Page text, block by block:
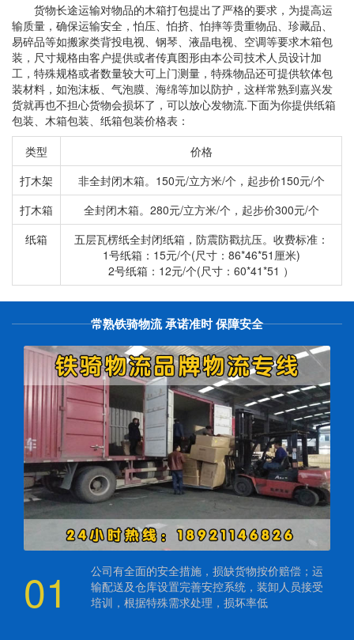
货物长途运输对物品的木箱打包提出了严格的要求，为提高运
输质量，确保运输安全，怕压、怕挤、怕摔等贵重物品、珍藏品、
易碎品等如搬家类背投电视、钢琴、液晶电视、空调等要求木箱包
装，尺寸规格由客户提供或者传真图形由本公司技术人员设计加
工，特殊规格或者数量较大可上门测量，特殊物品还可提供软体包
装材料，如泡沫板、气泡膜、海绵等加以防护，这样常熟到嘉兴发
货就再也不担心货物会损坏了，可以放心发物流.下面为你提供纸箱
包装、木箱包装、纸箱包装价格表：
类型
价格
打木架
非全封闭木箱。150元/立方米/个，起步价150元/个
打木箱
全封闭木箱。280元/立方米/个，起步价300元/个
纸箱
五层瓦楞纸全封闭纸箱，防震防戳抗压。收费标准：
1号纸箱：15元/个(尺寸：86*46*51厘米)
2号纸箱：12元/个(尺寸：60*41*51 ）
常熟铁骑物流 承诺准时 保障安全
01
公司有全面的安全措施，损缺货物按价赔偿；运
输配送及仓库设置完善安控系统，装卸人员接受
培训，根据特殊需求处理，损坏率低